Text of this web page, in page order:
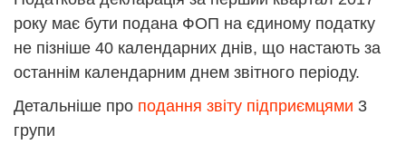
року має бути подана ФОП на єдиному податку
не пізніше 40 календарних днів, що настають за
останнім календарним днем звітного періоду.
Детальніше про подання звіту підприємцями 3
групи